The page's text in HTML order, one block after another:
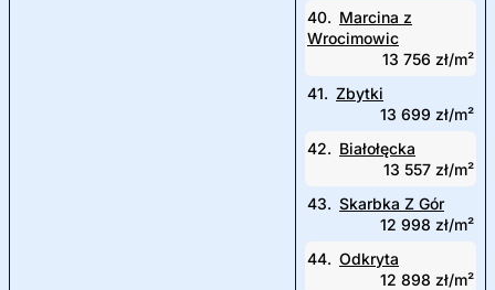
40. Marcina z
Wrocimowic
13 756 zł/m²
41. Zbytki
13 699 zł/m²
42. Białołęcka
13 557 zł/m²
43. Skarbka Z Gór
12 998 zł/m²
44. Odkryta
12 898 zł/m²